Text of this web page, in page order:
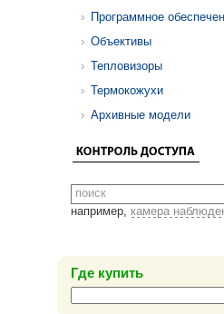
Программное
Объективы
Тепловизоры
Термокожухи
Архивные модели
например, камера
Где купить